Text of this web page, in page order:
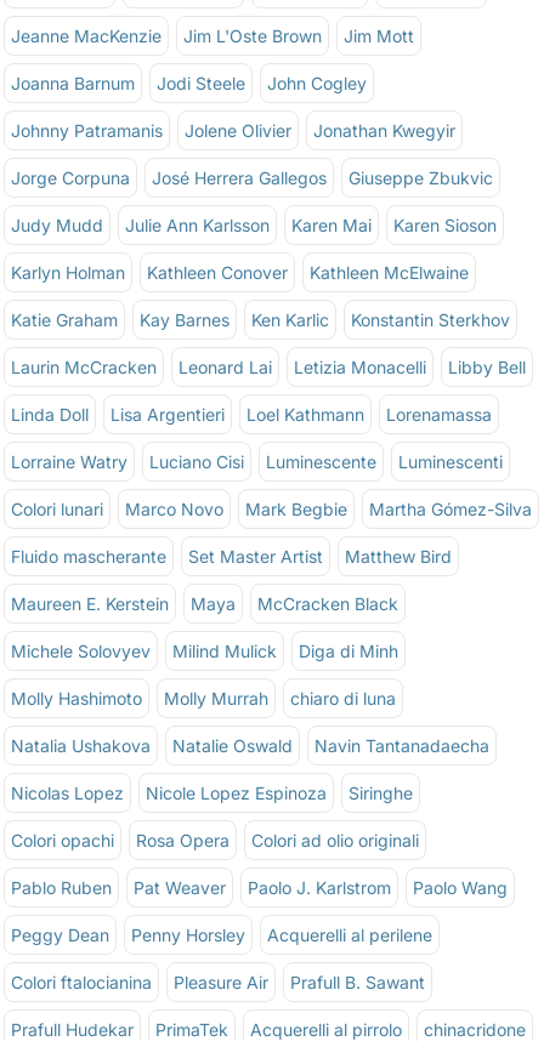
Jeanne MacKenzie Jim L'Oste Brown Jim Mott
Joanna Barnum Jodi Steele John Cogley
Johnny Patramanis Jolene Olivier Jonathan Kwegyir
Jorge Corpuna José Herrera Gallegos Giuseppe Zbukvic
Judy Mudd Julie Ann Karlsson Karen Mai Karen Sioson
Karlyn Holman Kathleen Conover Kathleen McElwaine
Katie Graham Kay Barnes Ken Karlic Konstantin Sterkhov
Laurin McCracken Leonard Lai Letizia Monacelli Libby Bell
Linda Doll Lisa Argentieri Loel Kathmann Lorenamassa
Lorraine Watry Luciano Cisi Luminescente Luminescenti
Colori lunari Marco Novo Mark Begbie Martha Gómez-Silva
Fluido mascherante Set Master Artist Matthew Bird
Maureen E. Kerstein Maya McCracken Black
Michele Solovyev Milind Mulick Diga di Minh
Molly Hashimoto Molly Murrah chiaro di luna
Natalia Ushakova Natalie Oswald Navin Tantanadaecha
Nicolas Lopez Nicole Lopez Espinoza Siringhe
Colori opachi Rosa Opera Colori ad olio originali
Pablo Ruben Pat Weaver Paolo J. Karlstrom Paolo Wang
Peggy Dean Penny Horsley Acquerelli al perilene
Colori ftalocianina Pleasure Air Prafull B. Sawant
Prafull Hudekar PrimaTek Acquerelli al pirrolo chinacridone